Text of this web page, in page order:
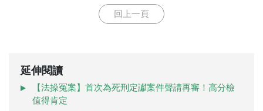
回上一頁
延伸閱讀
【法操冤案】首次為死刑定讞案件聲請再審！高分檢
值得肯定